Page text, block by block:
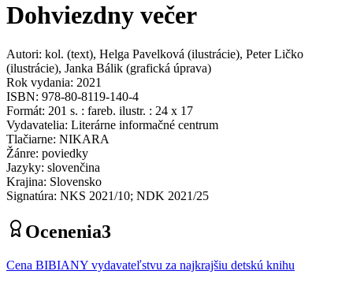
Dohviezdny večer
Autori: kol. (text), Helga Pavelková (ilustrácie), Peter Ličko
(ilustrácie), Janka Bálik (grafická úprava)
Rok vydania: 2021
ISBN: 978-80-8119-140-4
Formát: 201 s. : fareb. ilustr. : 24 x 17
Vydavatelia: Literárne informačné centrum
Tlačiarne: NIKARA
Žánre: poviedky
Jazyky: slovenčina
Krajina: Slovensko
Signatúra: NKS 2021/10; NDK 2021/25
Ocenenia3
Cena BIBIANY vydavateľstvu za najkrajšiu detskú knihu